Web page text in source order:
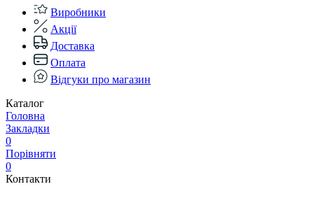
Виробники
Акції
Доставка
Оплата
Відгуки про магазин
Каталог
Головна
Закладки
0
Порівняти
0
Контакти